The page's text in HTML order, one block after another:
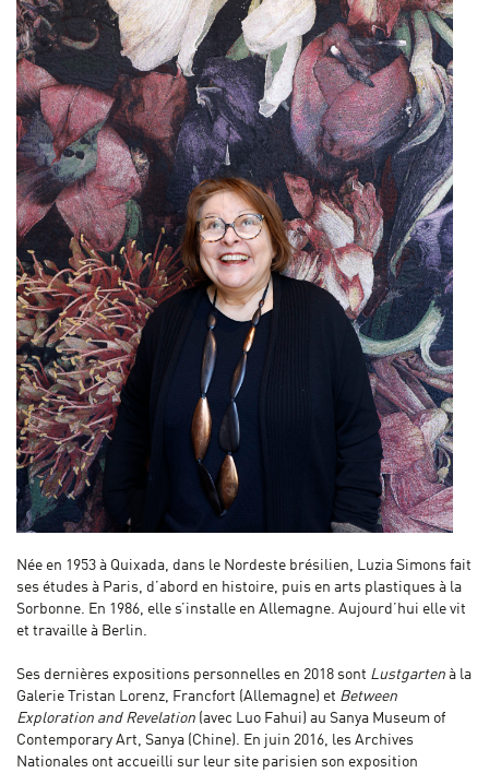
Née en 1953 à Quixada, dans le Nordeste brésilien, Luzia Simons fait
ses études à Paris, d’abord en histoire, puis en arts plastiques à la
Sorbonne. En 1986, elle s’installe en Allemagne. Aujourd’hui elle vit
et travaille à Berlin.
Ses dernières expositions personnelles en 2018 sont Lustgarten à la
Galerie Tristan Lorenz, Francfort (Allemagne) et Between
Exploration and Revelation (avec Luo Fahui) au Sanya Museum of
Contemporary Art, Sanya (Chine). En juin 2016, les Archives
Nationales ont accueilli sur leur site parisien son exposition